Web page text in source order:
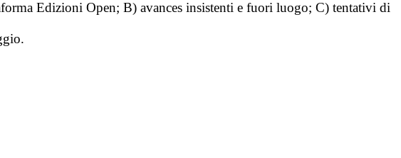
Edizioni Open; B) avances insistenti e fuori luogo; C) tentativi di